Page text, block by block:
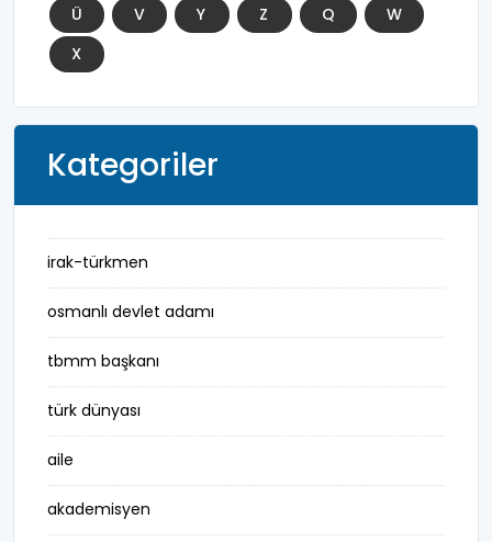
Ü
V Y Z Q
W
X
Kategoriler
irak-türkmen
osmanlı devlet adamı
tbmm başkanı
türk dünyası
aile
akademisyen